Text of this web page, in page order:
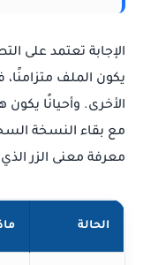
الإجابة تعتمد على
يكون الملف متزامنًا،
الأخرى. وأحيانًا
مع بقاء النسخة
معرفة معنى الزر
الحالة